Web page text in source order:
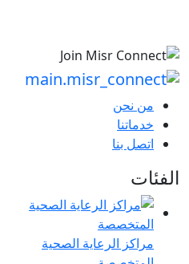
من نحن
خدماتنا
اتصل بنا
الفئات
مراكز الرعاية الصحية